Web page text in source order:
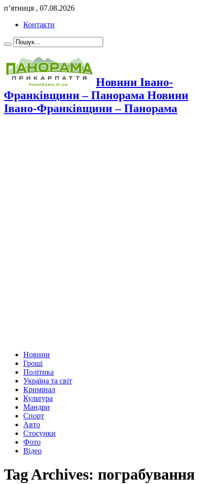
п’ятниця , 07.08.2026
Контакти
Новини Івано-
Франківщини – Панорама Новини
Івано-Франківщини – Панорама
Новини
Гроші
Політика
Україна та світ
Кримінал
Культура
Мандри
Спорт
Авто
Стосунки
Фото
Відео
Tag Archives: пограбування